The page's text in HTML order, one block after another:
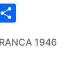
1946